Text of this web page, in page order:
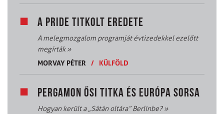
A PRIDE TITKOLT EREDETE
A melegmozgalom programját évtizedekkel ezelőtt
megírták»
MORVAY PÉTER
/ KÜLFÖLD
PERGAMON ŐSI TITKA ÉS EURÓPA SORSA
Hogyan került a „Sátán oltára” Berlinbe?»